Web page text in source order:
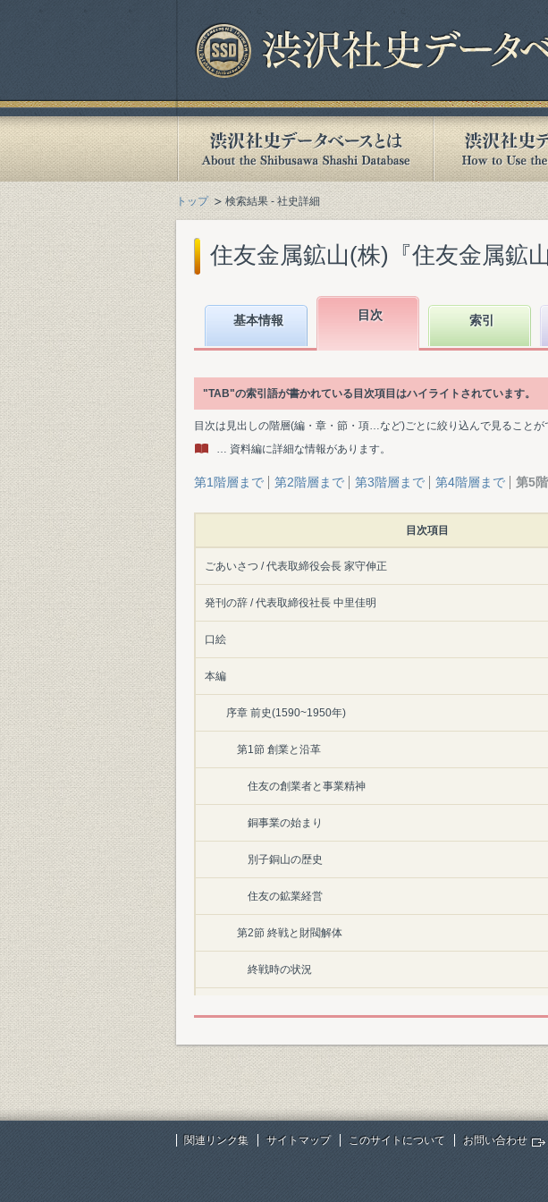
トップ 検索結果 - 社史詳細
住友金属鉱山(株)『住友金属鉱
基本情報 目次 索引
"TAB"の索引語が書かれている目次項目はハイライトされています。
目次は見出しの階層(編・章・節・項…など)ごとに絞り込んで見ることが
… 資料編に詳細な情報があります。
第1階層まで 第2階層まで 第3階層まで 第4階層まで 第5
目次項目
ごあいさつ / 代表取締役会長 家守伸正
発刊の辞 / 代表取締役社長 中里佳明
口絵
本編
序章 前史(1590~1950年)
第1節 創業と沿革
住友の創業者と事業精神
銅事業の始まり
別子銅山の歴史
住友の鉱業経営
第2節 終戦と財閥解体
終戦時の状況
経営幹部の公職追放
株式保有関係の解消
第3節 戦後の混乱と復興のいぶき
関連リンク集 サイトマップ このサイトについて お問い合わせ